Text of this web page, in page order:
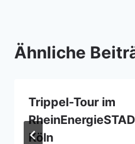
Ähnliche
Trippel-Tour im
Köln